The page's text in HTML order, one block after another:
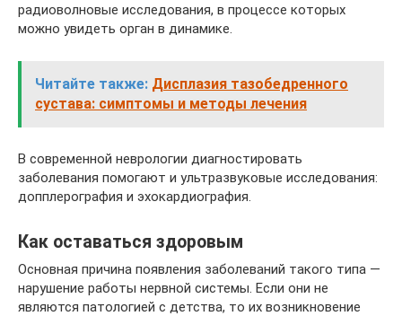
радиоволновые исследования, в процессе которых
можно увидеть орган в динамике.
Читайте также: Дисплазия тазобедренного
сустава: симптомы и методы лечения
В современной неврологии диагностировать
заболевания помогают и ультразвуковые исследования:
допплерография и эхокардиография.
Как оставаться здоровым
Основная причина появления заболеваний такого типа —
нарушение работы нервной системы. Если они не
являются патологией с детства, то их возникновение